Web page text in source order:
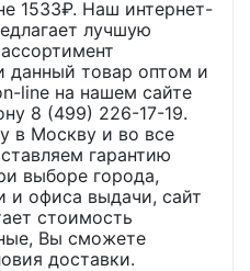
1533₽. Наш интернет-
лучшую
данный товар оптом и
line на нашем сайте
8 (499) 226-17-19.
в Москву и во все
гарантию
выборе города,
и офиса выдачи, сайт
стоимость
Вы сможете
доставки.